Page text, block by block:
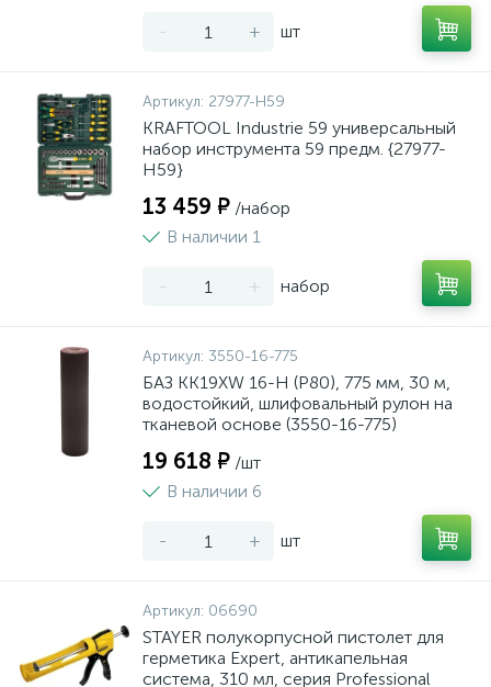
- + шт
Артикул: 27977-H59
KRAFTOOL Industrie 59 универсальный
набор инструмента 59 предм. {27977-
H59}
13 459 ₽ /набор
В наличии 1
- + набор
Артикул: 3550-16-775
БАЗ KK19XW 16-H (Р80), 775 мм, 30 м,
водостойкий, шлифовальный рулон на
тканевой основе (3550-16-775)
19 618 ₽ /шт
В наличии 6
- + шт
Артикул: 06690
STAYER полукорпусной пистолет для
герметика Expert, антикапельная
система, 310 мл, серия Professional